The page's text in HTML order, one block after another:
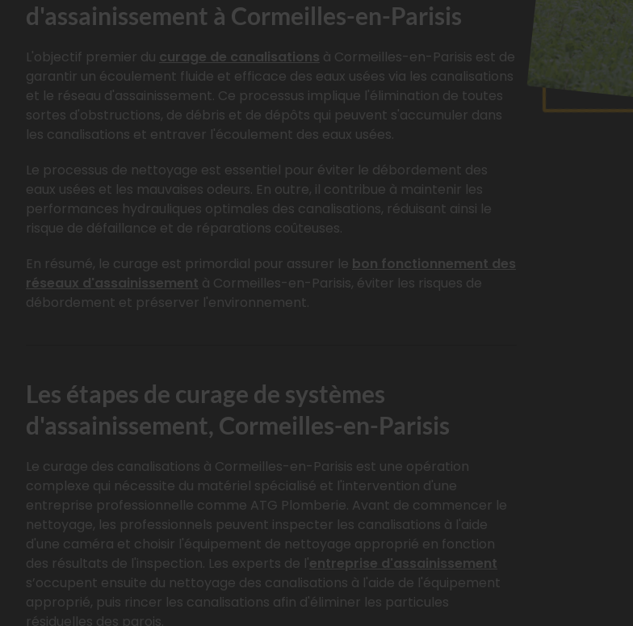
d'assainissement à Cormeilles-en-Parisis
L'objectif premier du curage de canalisations à Cormeilles-en-Parisis est de
garantir un écoulement fluide et efficace des eaux usées via les canalisations
et le réseau d'assainissement. Ce processus implique l'élimination de toutes
sortes d'obstructions, de débris et de dépôts qui peuvent s'accumuler dans
les canalisations et entraver l'écoulement des eaux usées.
Le processus de nettoyage est essentiel pour éviter le débordement des
eaux usées et les mauvaises odeurs. En outre, il contribue à maintenir les
performances hydrauliques optimales des canalisations, réduisant ainsi le
risque de défaillance et de réparations coûteuses.
En résumé, le curage est primordial pour assurer le bon fonctionnement des
réseaux d'assainissement à Cormeilles-en-Parisis, éviter les risques de
débordement et préserver l'environnement.
Les étapes de curage de systèmes
d'assainissement, Cormeilles-en-Parisis
Le curage des canalisations à Cormeilles-en-Parisis est une opération
complexe qui nécessite du matériel spécialisé et l'intervention d'une
entreprise professionnelle comme ATG Plomberie. Avant de commencer le
nettoyage, les professionnels peuvent inspecter les canalisations à l'aide
d'une caméra et choisir l'équipement de nettoyage approprié en fonction
des résultats de l'inspection. Les experts de l'entreprise d'assainissement
s’occupent ensuite du nettoyage des canalisations à l'aide de l'équipement
approprié, puis rincer les canalisations afin d'éliminer les particules
résiduelles des parois.